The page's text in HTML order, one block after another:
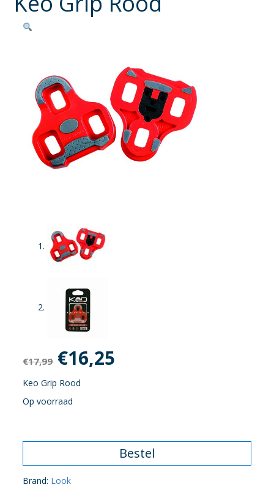
€17,99 Oorspronkelijke
prijs
was:
€16,25
Keo Grip Rood
Op voorraad
Bestel
Brand: Look